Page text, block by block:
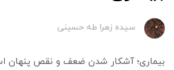
سیده زهرا طه حسینی
بیماری؛ آشکار شدن ضعف و نقص پنهان